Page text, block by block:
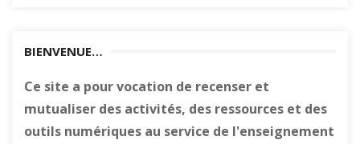
BIENVENUE…
Ce site a pour vocation de recenser et
mutualiser des activités, des ressources et des
outils numériques au service de l'enseignement